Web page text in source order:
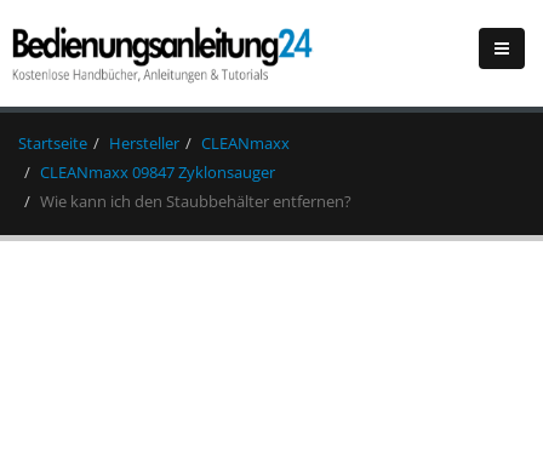
Startseite Hersteller
CLEANmaxx
CLEANmaxx 09847 Zyklonsauger
Wie kann ich den Staubbehälter entfernen?